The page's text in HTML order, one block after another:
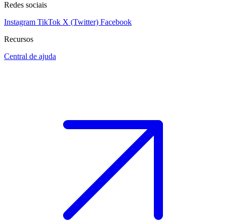
Redes sociais
Instagram TikTok X (Twitter) Facebook
Recursos
Central de ajuda